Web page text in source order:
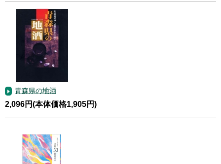
青森県の地酒
2,096円(本体価格1,905円)